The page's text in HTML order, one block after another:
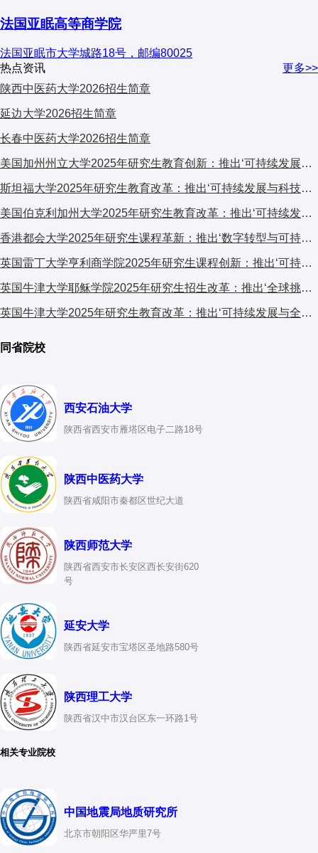
法国亚眠高等商学院
法国亚眠市大学城路18号，邮编80025
热点资讯
更多>>
陕西中医药大学2026招生简章
延边大学2026招生简章
长春中医药大学2026招生简章
美国加州州立大学2025年研究生教育创新：推出‘可持续发展与科技融合’跨学科计划，引发广泛关注
斯坦福大学2025年研究生教育改革：推出‘可持续发展与科技融合’跨学科计划，引发全球关注
美国伯克利加州大学2025年研究生教育改革：推出‘可持续发展与科技融合’交叉培养计划，引发学术界广泛关注
香港都会大学2025年研究生课程革新：推出‘数字转型与可持续发展’跨学科计划，引发广泛关注
英国雷丁大学亨利商学院2025年研究生课程创新：推出‘可持续金融与ESG’专项计划，引领商科教育新趋势
英国牛津大学耶稣学院2025年研究生招生改革：推出‘全球挑战’跨学科项目，引发国际教育界关注
英国牛津大学2025年研究生教育改革：推出‘可持续发展与全球挑战’交叉学科计划，引发国际教育界关注
同省院校
西安石油大学
陕西省西安市雁塔区电子二路18号
陕西中医药大学
陕西省咸阳市秦都区世纪大道
陕西师范大学
陕西省西安市长安区西长安街620
号
延安大学
陕西省延安市宝塔区圣地路580号
陕西理工大学
陕西省汉中市汉台区东一环路1号
相关专业院校
中国地震局地质研究所
北京市朝阳区华严里7号